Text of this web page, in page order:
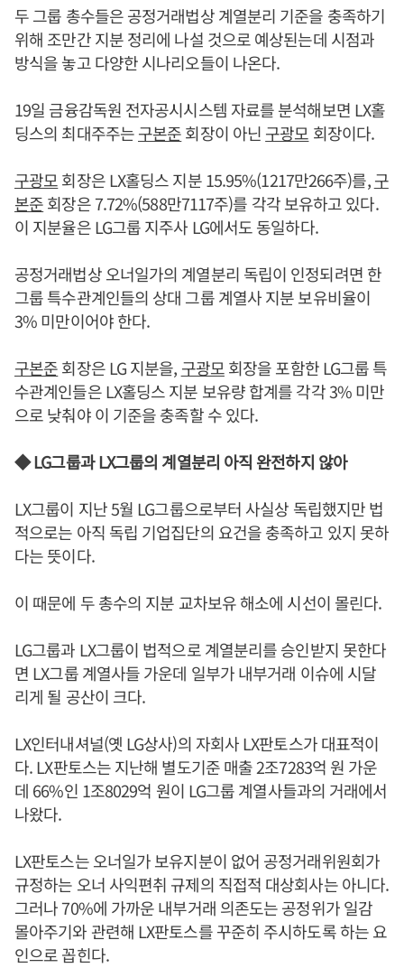
두 그룹 총수들은 공정거래법상 계열분리 기준을 충족하기
위해 조만간 지분 정리에 나설 것으로 예상된는데 시점과
방식을 놓고 다양한 시나리오들이 나온다.
19일 금융감독원 전자공시시스템 자료를 분석해보면 LX홀
딩스의 최대주주는구본준회장이 아닌 구광모 회장이다.
구광모회장은 LX홀딩스 지분 15.95%(1217만266주)를,구
본준회장은 7.72%(588만7117주)를 각각 보유하고 있다.
이 지분율은 LG그룹 지주사 LG에서도 동일하다.
공정거래법상 오너일가의 계열분리 독립이 인정되려면 한
그룹 특수관계인들의 상대 그룹 계열사 지분 보유비율이
3% 미만이어야 한다.
구본준회장은 LG 지분을, 구광모회장을 포함한 LG그룹 특
수관계인들은 LX홀딩스 지분 보유량 합계를 각각 3% 미만
으로 낮춰야 이 기준을 충족할 수 있다.
◆ LG그룹과 LX그룹의 계열분리 아직 완전하지 않아
LX그룹이 지난 5월 LG그룹으로부터 사실상 독립했지만 법
적으로는 아직 독립 기업집단의 요건을 충족하고 있지 못하
다는 뜻이다.
이 때문에 두 총수의 지분 교차보유 해소에 시선이 몰린다.
LG그룹과 LX그룹이 법적으로 계열분리를 승인받지 못한다
면 LX그룹 계열사들 가운데 일부가 내부거래 이슈에 시달
리게 될 공산이 크다.
LX인터내셔널(옛 LG상사)의 자회사 LX판토스가 대표적이
다. LX판토스는 지난해 별도기준 매출 2조7283억 원 가운
데 66%인 1조8029억 원이 LG그룹 계열사들과의 거래에서
나왔다.
LX판토스는 오너일가 보유지분이 없어 공정거래위원회가
규정하는 오너 사익편취 규제의 직접적 대상회사는 아니다.
그러나 70%에 가까운 내부거래 의존도는 공정위가 일감
몰아주기와 관련해 LX판토스를 꾸준히 주시하도록 하는 요
인으로 꼽힌다.